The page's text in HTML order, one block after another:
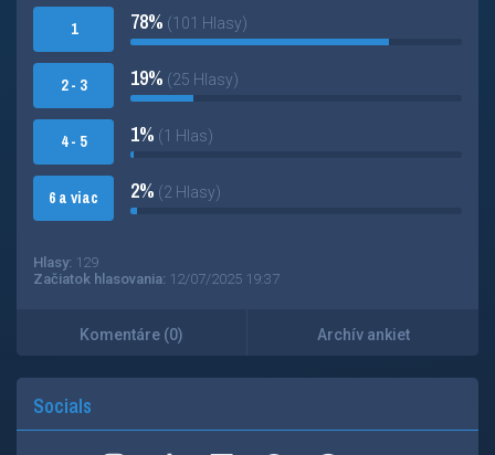
1
2 - 3
4 - 5
6 a viac
78% (101 Hlasy)
19% (25 Hlasy)
1% (1 Hlas)
2% (2 Hlasy)
Hlasy: 129
Začiatok hlasovania: 12/07/2025 19:37
Komentáre (0) Archív ankiet
Socials